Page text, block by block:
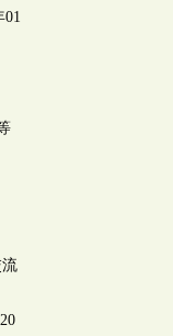
01